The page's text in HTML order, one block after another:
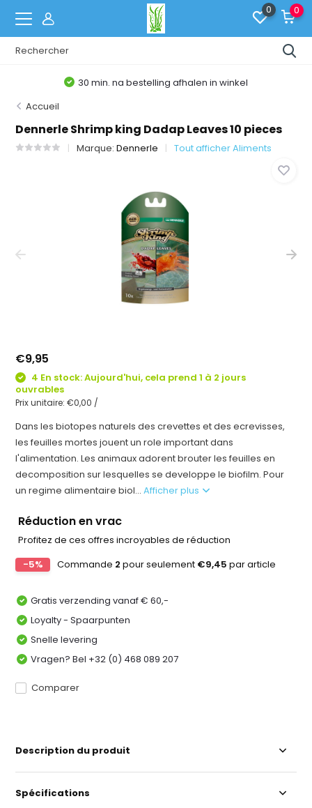
0 0
30 min. na bestelling afhalen in winkel
Accueil
Dennerle Shrimp king Dadap Leaves 10 pieces
Marque:Dennerle Tout afficher Aliments
€9,95
4 En stock: Aujourd'hui, cela prend 1 à 2 jours
ouvrables
Prix unitaire:€0,00 /
Dans les biotopes naturels des crevettes et des ecrevisses,
les feuilles mortes jouent un role important dans
l'alimentation. Les animaux adorent brouter les feuilles en
decomposition sur lesquelles se developpe le biofilm. Pour
un regime alimentaire biol...Afficher plus
Réduction en vrac
Profitez de ces offres incroyables de réduction
-5%
Commande 2 pour seulement €9,45 par article
Gratis verzending vanaf € 60,-
Loyalty - Spaarpunten
Snelle levering
Vragen? Bel +32 (0) 468 089 207
Comparer
Description du produit
Spécifications